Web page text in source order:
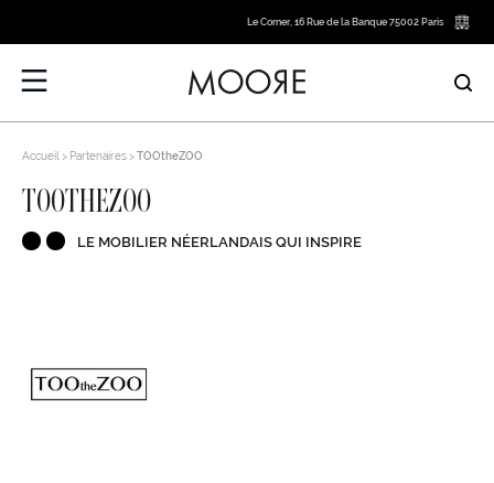
Le Corner, 16 Rue de la Banque 75002 Paris
Accueil Partenaires TOOtheZOO
TOOTHEZOO
LE MOBILIER NÉERLANDAIS QUI INSPIRE